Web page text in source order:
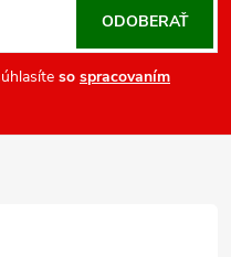
so spracovaním
ODOBERAŤ